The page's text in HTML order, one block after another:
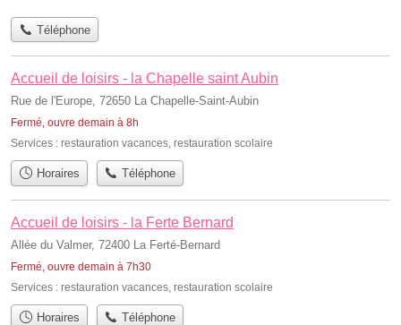
Téléphone
Accueil de loisirs - la Chapelle saint Aubin
Rue de l'Europe, 72650 La Chapelle-Saint-Aubin
Fermé, ouvre demain à 8h
Services : restauration vacances, restauration scolaire
Horaires Téléphone
Accueil de loisirs - la Ferte Bernard
Allée du Valmer, 72400 La Ferté-Bernard
Fermé, ouvre demain à 7h30
Services : restauration vacances restauration scolaire
Horaires Téléphone